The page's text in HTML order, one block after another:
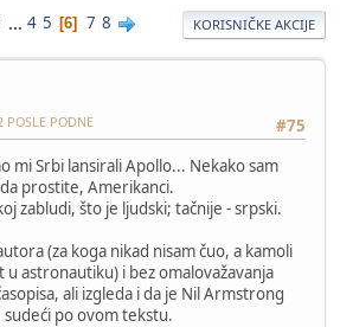
... 4 5 6 7 8 KORISNIČKE AKCIJE
#75
PODNE
mi Srbi lansirali Apollo... Nekako sam
prostite, Amerikanci.
zabludi, što je ljudski; tačnije - srpski.
(za koga nikad nisam čuo, a kamoli
u astronautiku) i bez omalovažavanja
ali izgleda i da je Nil Armstrong
po ovom tekstu.